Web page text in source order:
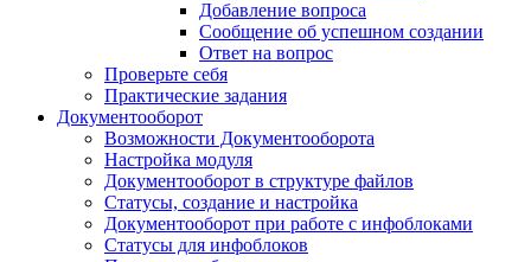
Добавление вопроса
Сообщение об успешном создании
Ответ на вопрос
Проверьте себя
Практические задания
Документооборот
Возможности Документооборота
Настройка модуля
Документооборот в структуре файлов
Статусы, создание и настройка
Документооборот при работе с инфоблоками
Статусы для инфоблоков